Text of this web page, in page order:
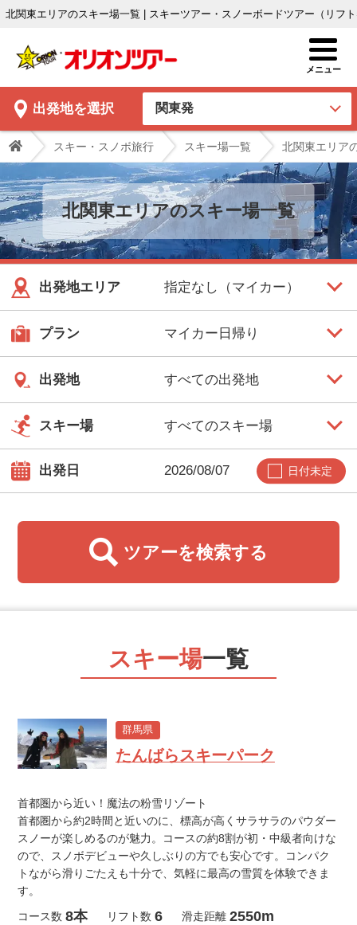
北関東エリアのスキー場一覧 | スキーツアー・スノーボードツアー（リフ
出発地を選択
スキー・スノボ旅行 スキー場一覧 北関東エリア
北関東エリアのスキー場一覧
出発地エリア
プラン
出発地
スキー場
出発日 日付未定
ツアーを検索する
スキー場一覧
群馬県
たんばらスキーパーク
首都圏から近い！魔法の粉雪リゾート
首都圏から約2時間と近いのに、標高が高くサラサラのパウダー
スノーが楽しめるのが魅力。コースの約8割が初・中級者向けな
ので、スノボデビューや久しぶりの方でも安心です。コンパク
トながら滑りごたえも十分で、気軽に最高の雪質を体験できま
す。
コース数 8本 リフト数 6 滑走距離 2550m